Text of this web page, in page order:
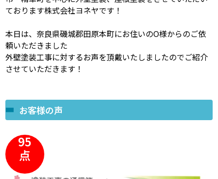
工場倉庫修繕
ております株式会社ヨネヤです！
本日は、奈良県磯城郡田原本町にお住いのO様からのご依
頼いただきました
外壁塗装工事に対するお声を頂戴いたしましたのでご紹介
させていただきます！
お客様の声
95
点